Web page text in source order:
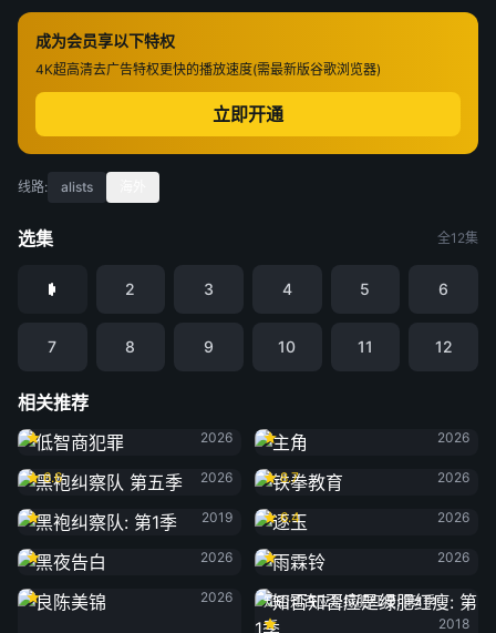
成为会员享以下特权
4K超高清去广告特权更快的播放速度(需最新版谷歌浏览器)
立即开通
线路: alists
选集 全12集
2 3 4 5 6
7 8 9 10 11 12
相关推荐
低智商犯罪
2026
2026
黑袍纠察队 第五季
6.6
2026
铁拳教育
8.7
2026
黑袍纠察队: 第1季
2019
逐玉
6.4
2026
黑夜告白
2026
雨霖铃
2026
良陈美锦
2026
知否知否应是绿肥红瘦: 第1季
2018